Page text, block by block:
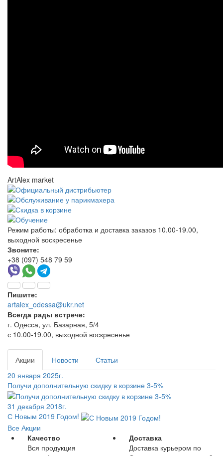
ArtAlex market
Режим работы: обработка и доставка заказов 10.00-19.00,
выходной воскресенье
Звоните:
+38 (097) 548 79 59
Пишите:
artalex_odessa@ukr.net
Всегда рады встрече:
г. Одесса, ул. Базарная, 5/4
с 10.00-19.00, выходной воскресенье
Акции Новости
Статьи
20 января 2025г.
Получи дополнительную скидку в корзине 3-5%
31 декабря 2018г.
С Новым 2019 Годом!
Все Акции
Качество
Вся продукция
Доставка
Доставка курьером по